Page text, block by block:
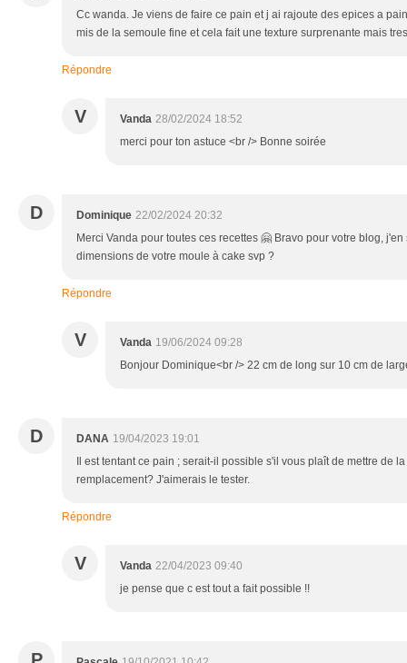
Cc wanda. Je viens de faire ce pain et j ai rajoute des epices a
mis de la semoule fine et cela fait une texture surprenante mais
Répondre
V Vanda 28/02/2024 18:52
merci pour ton astuce <br /> Bonne soirée
D Dominique 22/02/2024 20:32
Merci Vanda pour toutes ces recettes 🤗 Bravo pour votre blog,
dimensions de votre moule à cake svp ?
Répondre
V Vanda 19/06/2024 09:28
Bonjour Dominique<br /> 22 cm de long sur 10 cm de
D DANA 19/04/2023 19:01
Il est tentant ce pain ; serait-il possible s'il vous plaît de mettre de
remplacement? J'aimerais le tester.
Répondre
V Vanda 22/04/2023 09:40
je pense que c est tout a fait possible !!
P